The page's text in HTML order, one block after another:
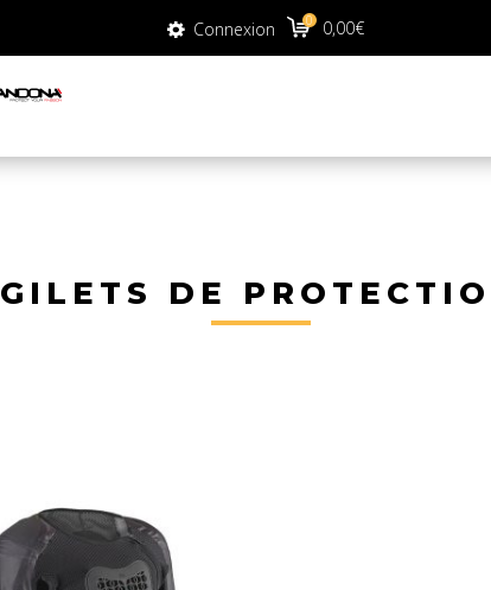
Connexion 0,00€
0
Connexion 0,00€
0
GILETS DE